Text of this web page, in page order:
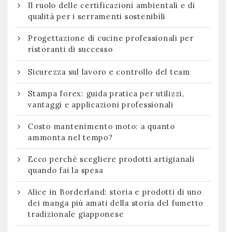
Il ruolo delle certificazioni ambientali e di
qualità per i serramenti sostenibili
Progettazione di cucine professionali per
ristoranti di successo
Sicurezza sul lavoro e controllo del team
Stampa forex: guida pratica per utilizzi,
vantaggi e applicazioni professionali
Costo mantenimento moto: a quanto
ammonta nel tempo?
Ecco perchè scegliere prodotti artigianali
quando fai la spesa
Alice in Borderland: storia e prodotti di uno
dei manga più amati della storia del fumetto
tradizionale giapponese